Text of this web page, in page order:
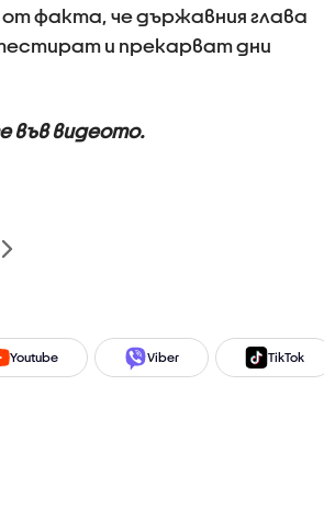
факта, че държавния глава
и прекарват дни
във видеото.
Youtube Viber TikTok